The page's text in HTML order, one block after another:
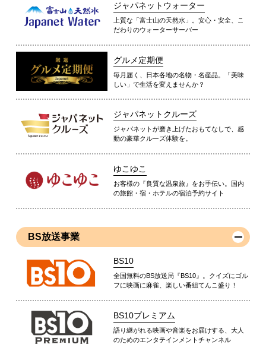
ジャパネットウォーター
上質な「富士山の天然水」。安心・安全、こ
だわりのウォーターサーバー
グルメ定期便
毎月届く、日本各地の名物・名産品。「美味
しい」で生活を変えませんか？
ジャパネットクルーズ
ジャパネットが磨き上げたおもてなしで、感
動の豪華クルーズ体験を。
ゆこゆこ
お客様の『良質な温泉旅』をお手伝い。国内
の旅館・宿・ホテルの宿泊予約サイト
BS放送事業
BS10
全国無料のBS放送局『BS10』。クイズにゴル
フに映画に麻雀、楽しい番組てんこ盛り！
BS10プレミアム
語り継がれる映画や音楽をお届けする、大人
のためのエンタテインメントチャンネル